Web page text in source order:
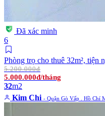
Đã xác minh
6
Phòng trọ cho thuê 32m², tiện
5.200.000đ
5.000.000đ/tháng
32m2
Kim Chi - Quận Gò Vấp . Hồ Chí